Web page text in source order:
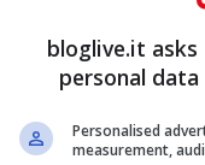
ha tre
bloglive.it
personal
Personalised
measurement,